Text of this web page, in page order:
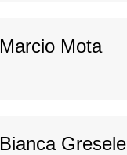
Marcio Mota
Bianca Gresele